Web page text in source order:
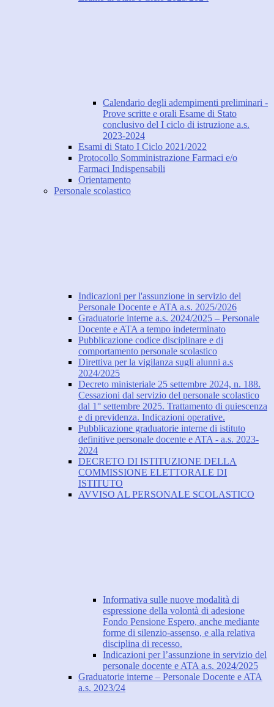
Calendario degli adempimenti preliminari -
Prove scritte e orali Esame di Stato
conclusivo del I ciclo di istruzione a.s.
2023-2024
Esami di Stato I Ciclo 2021/2022
Protocollo Somministrazione Farmaci e/o
Farmaci Indispensabili
Orientamento
Personale scolastico
Indicazioni per l'assunzione in servizio del
Personale Docente e ATA a.s. 2025/2026
Graduatorie interne a.s. 2024/2025 – Personale
Docente e ATA a tempo indeterminato
Pubblicazione codice disciplinare e di
comportamento personale scolastico
Direttiva per la vigilanza sugli alunni a.s
2024/2025
Decreto ministeriale 25 settembre 2024, n. 188.
Cessazioni dal servizio del personale scolastico
dal 1° settembre 2025. Trattamento di quiescenza
e di previdenza. Indicazioni operative.
Pubblicazione graduatorie interne di istituto
definitive personale docente e ATA - a.s. 2023-
2024
DECRETO DI ISTITUZIONE DELLA
COMMISSIONE ELETTORALE DI
ISTITUTO
AVVISO AL PERSONALE SCOLASTICO
Informativa sulle nuove modalità di
espressione della volontà di adesione
Fondo Pensione Espero, anche mediante
forme di silenzio-assenso, e alla relativa
disciplina di recesso.
Indicazioni per l’assunzione in servizio del
personale docente e ATA a.s. 2024/2025
Graduatorie interne – Personale Docente e ATA
a.s. 2023/24